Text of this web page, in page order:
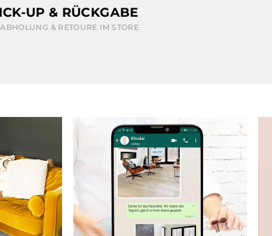
UP & RÜCKGABE
& RETOURE IM STORE